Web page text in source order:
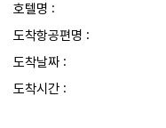
호텔명 :
도착항공편명 :
도착날짜 :
도착시간 :